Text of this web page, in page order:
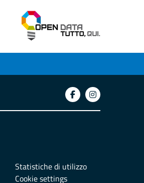
Statistiche di utilizzo
Cookie settings